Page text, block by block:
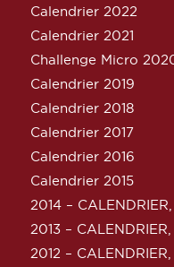
Calendrier 2022
Calendrier 2021
Challenge Micro
Calendrier 2019
Calendrier 2018
Calendrier 2017
Calendrier 2016
Calendrier 2015
2014 –
2013 –
2012 –